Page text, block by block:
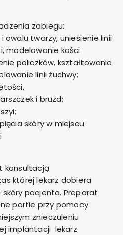
zabiegu:
owalu twarzy, uniesienie linii
modelowanie kości
policzków, kształtowanie
linii żuchwy;
i bruzd;
skóry w miejscu
konsultacją
której lekarz dobiera
pacjenta. Preparat
partie przy pomocy
znieczuleniu
implantacji lekarz